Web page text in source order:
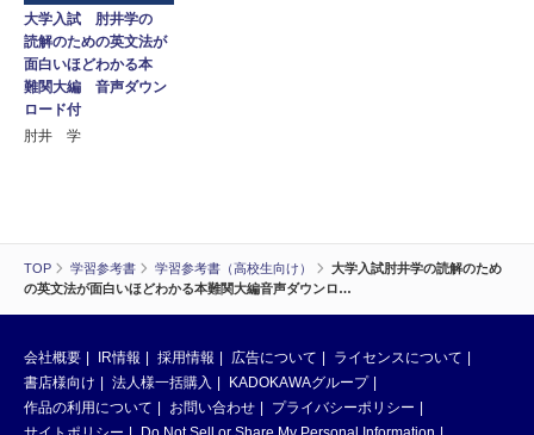
TOP 学習参考書 学習参考書（高校生向け）
大学入試肘井学の読解のため
の英文法が面白いほどわかる本難関大編音声ダウンロ…
大学入試 肘井学の
読解のための英文法が
面白いほどわかる本
難関大編 音声ダウン
ロード付
肘井 学
会社概要 IR情報 採用情報 広告について
ライセンスについて
書店様向け
法人様一括購入
KADOKAWAグループ
作品の利用について
お問い合わせ
プライバシーポリシー